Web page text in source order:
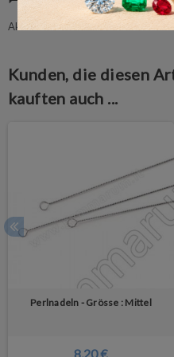
Aktuell keine Kunden-Kommentare
Kunden, die diesen
kauften auch ...
Perlnadeln - Grösse : Mittel
8,20 €